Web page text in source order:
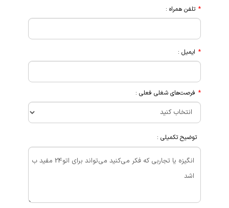
تلفن همراه :
ایمیل :
فرصت‌های شغلی فعلی :
توضیح تکمیلی :